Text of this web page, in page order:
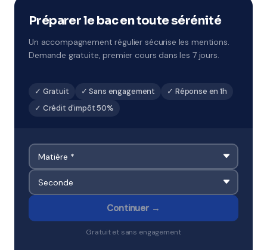
ciblé. À Saint-Germain-en-Laye et environs.
Préparer le bac en toute sérénité
Un accompagnement régulier sécurise les mentions.
Demande gratuite, premier cours dans les 7 jours.
✓ Gratuit ✓ Sans engagement
✓ Réponse en 1h
✓ Crédit d'impôt 50%
Continuer →
Gratuit et sans engagement